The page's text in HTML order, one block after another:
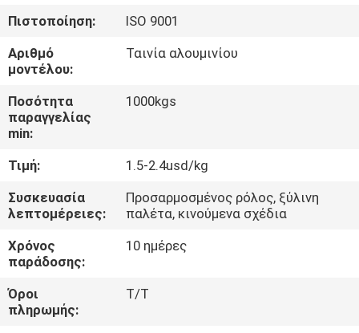
ΜΕ
ΕΜΆΣ
ΕΠΙΣΚΕΨΉ
ΕΡΓΟΣΤΑΣΊΟΥ
ΈΛΕΓΧΟΣ
ΠΟΙΌΤΗΤΑΣ
ΕΠΙΚΟΙΝΩΝΉΣΤΕ
ΜΑΖΊ
ΜΑΣ
Πιστοποίηση:
ISO 9001
Αριθμό
μοντέλου:
Ταινία αλουμινίου
Ποσότητα
παραγγελίας
min:
1000kgs
Τιμή:
1.5-2.4usd/kg
Συσκευασία
λεπτομέρειες:
Προσαρμοσμένος ρόλος, ξύλινη
παλέτα, κινούμενα σχέδια
Χρόνος
παράδοσης:
10 ημέρες
Όροι
πληρωμής:
T/T